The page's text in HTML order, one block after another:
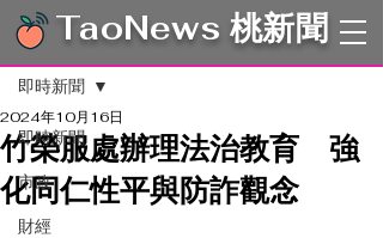
TaoNews 桃新聞
文章
即時新聞
市政
財經
即時新聞
竹榮服處辦理法治教育 強
化同仁性平與防詐觀念
2024年10月16日